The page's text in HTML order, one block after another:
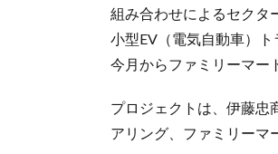
組み合わせによるセクタ
小型EV（電気自動車）
今月からファミリーマー
プロジェクトは、伊藤忠
アリング、ファミリーマ